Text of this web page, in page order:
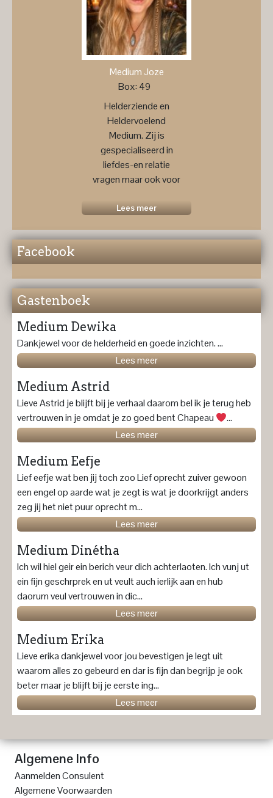
Medium Joze
Box: 49
Helderziende en
Heldervoelend
Medium. Zij is
gespecialiseerd in
liefdes-en relatie
vragen maar ook voor
toekomstprognose ....
Lees meer
Facebook
Gastenboek
Medium Dewika
Dankjewel voor de helderheid en goede inzichten. ...
Lees meer
Medium Astrid
Lieve Astrid je blijft bij je verhaal daarom bel ik je terug heb
vertrouwen in je omdat je zo goed bent Chapeau
...
Lees meer
Medium Eefje
Lief eefje wat ben jij toch zoo Lief oprecht zuiver gewoon
een engel op aarde wat je zegt is wat je doorkrijgt anders
zeg jij het niet puur oprecht m...
Lees meer
Medium Dinétha
Ich wil hiel geir ein berich veur dich achterlaoten. Ich vunj ut
ein fijn geschrprek en ut veult auch ierlijk aan en hub
daorum veul vertrouwen in dic...
Lees meer
Medium Erika
Lieve erika dankjewel voor jou bevestigen je legt uit
waarom alles zo gebeurd en dar is fijn dan begrijp je ook
beter maar je blijft bij je eerste ing...
Lees meer
Algemene Info
Aanmelden Consulent
Algemene Voorwaarden